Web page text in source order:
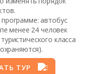
автобус
менее 24 человек
класса
ТУР